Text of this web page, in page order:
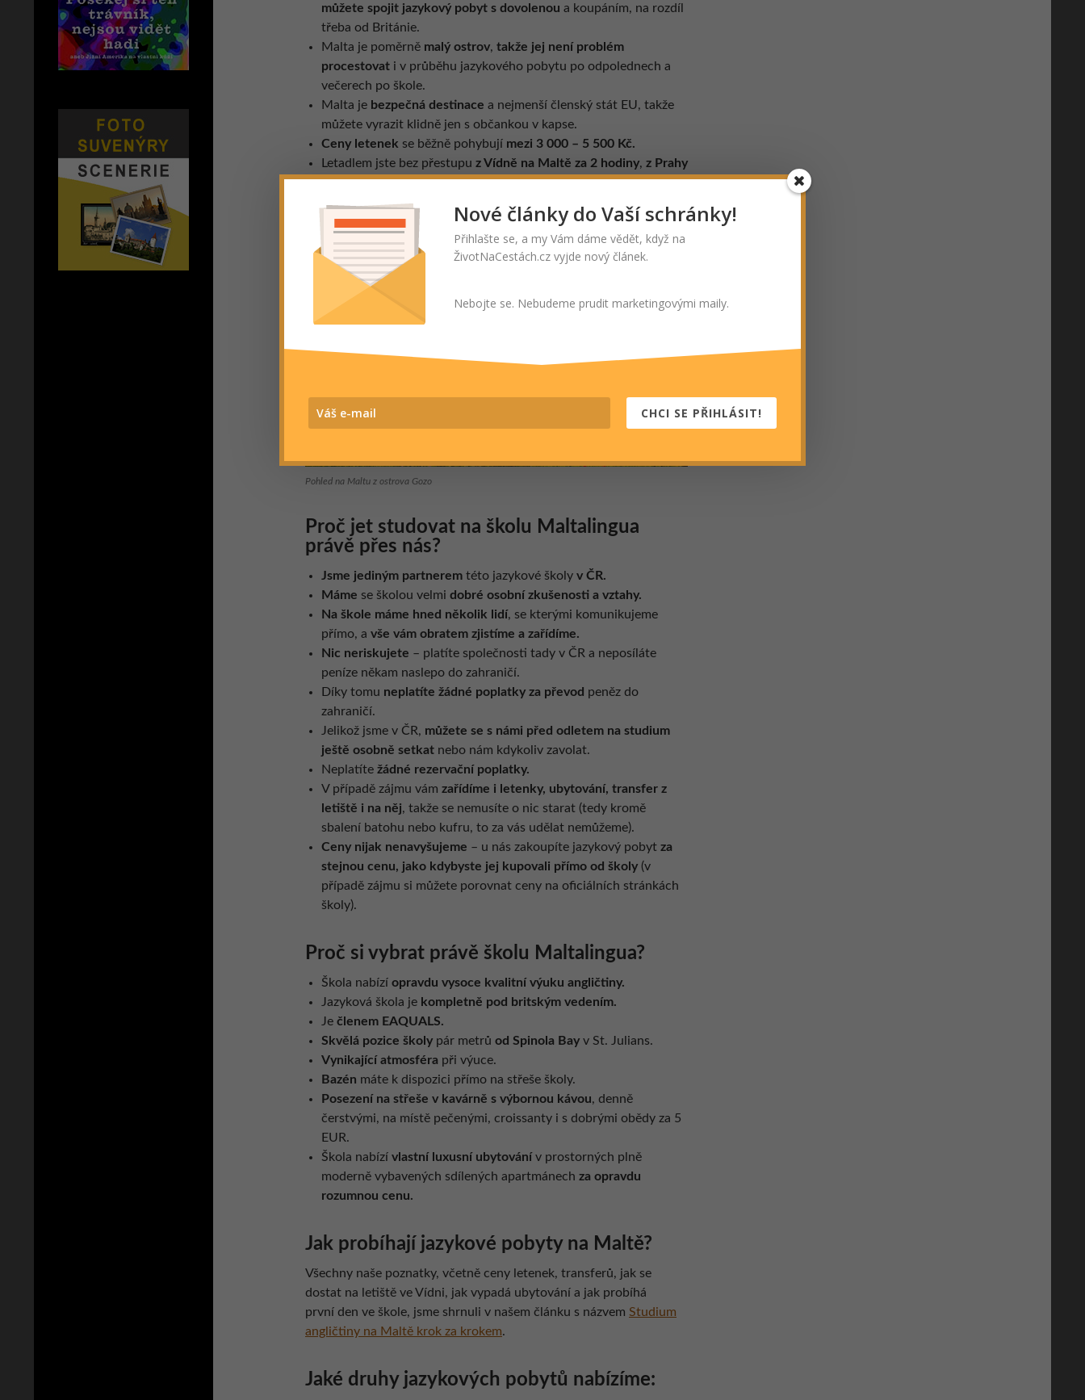
můžete spojit jazykový pobyt s dovolenou a koupáním, na rozdíl
třeba od Británie.
Malta je poměrně malý ostrov, takže jej není problém
procestovat i v průběhu jazykového pobytu po odpolednech a
večerech po škole.
Malta je bezpečná destinace a nejmenší členský stát EU, takže
můžete vyrazit klidně jen s občankou v kapse.
Ceny letenek se běžně pohybují mezi 3 000 – 5 500 Kč.
Letadlem jste bez přestupu z Vídně na Maltě za 2 hodiny, z Prahy
za 2,5 hodiny.
Pohled na Maltu z ostrova Gozo
Proč jet studovat na školu Maltalingua
právě přes nás?
Jsme jediným partnerem této jazykové školy v ČR.
Máme se školou velmi dobré osobní zkušenosti a vztahy.
Na škole máme hned několik lidí, se kterými komunikujeme
přímo, a vše vám obratem zjistíme a zařídíme.
Nic neriskujete – platíte společnosti tady v ČR a neposíláte
peníze někam naslepo do zahraničí.
Díky tomu neplatíte žádné poplatky za převod peněz do
zahraničí.
Jelikož jsme v ČR, můžete se s námi před odletem na studium
ještě osobně setkat nebo nám kdykoliv zavolat.
Neplatíte žádné rezervační poplatky.
V případě zájmu vám zařídíme i letenky, ubytování, transfer z
letiště i na něj, takže se nemusíte o nic starat (tedy kromě
sbalení batohu nebo kufru, to za vás udělat nemůžeme).
Ceny nijak nenavyšujeme – u nás zakoupíte jazykový pobyt za
stejnou cenu, jako kdybyste jej kupovali přímo od školy (v
případě zájmu si můžete porovnat ceny na oficiálních stránkách
školy).
Proč si vybrat právě školu Maltalingua?
Škola nabízí opravdu vysoce kvalitní výuku angličtiny.
Jazyková škola je kompletně pod britským vedením.
Je členem EAQUALS.
Skvělá pozice školy pár metrů od Spinola Bay v St. Julians.
Vynikající atmosféra při výuce.
Bazén máte k dispozici přímo na střeše školy.
Posezení na střeše v kavárně s výbornou kávou, denně
čerstvými, na místě pečenými, croissanty i s dobrými obědy za 5
EUR.
Škola nabízí vlastní luxusní ubytovánív prostorných plně
moderně vybavených sdílených apartmánech za opravdu
rozumnou cenu.
Jak probíhají jazykové pobyty na Maltě?
Všechny naše poznatky, včetně ceny letenek, transferů, jak se
dostat na letiště ve Vídni, jak vypadá ubytování a jak probíhá
první den ve škole, jsme shrnuli v našem článku s názvem Studium
angličtiny na Maltě krok za krokem.
Jaké druhy jazykových pobytů nabízíme:
Nové články do Vaší schránky!
Přihlašte se, a my Vám dáme vědět, když na
ŽivotNaCestách.cz vyjde nový článek.
Nebojte se. Nebudeme prudit marketingovými maily.
CHCI SE PŘIHLÁSIT!